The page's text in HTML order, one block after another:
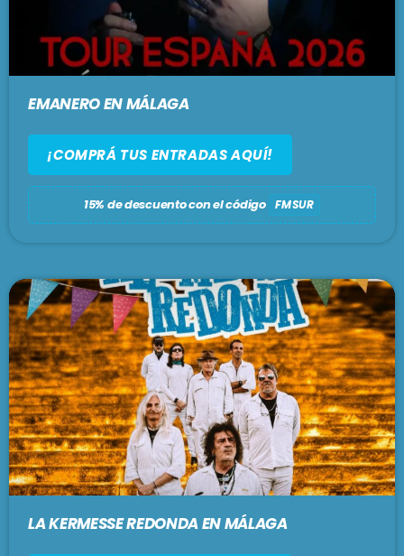
EMANERO EN MÁLAGA
¡COMPRÁ TUS ENTRADAS AQUÍ!
15% de descuento con el código FMSUR
LA KERMESSE REDONDA EN MÁLAGA